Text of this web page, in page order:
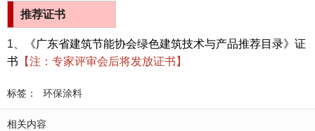
推荐证书
1、
《广东省建筑节能协会绿色建筑技术与产品推荐目录》证
书 【注：专家评审会后将发放证书】
标签： 环保涂料
相关内容